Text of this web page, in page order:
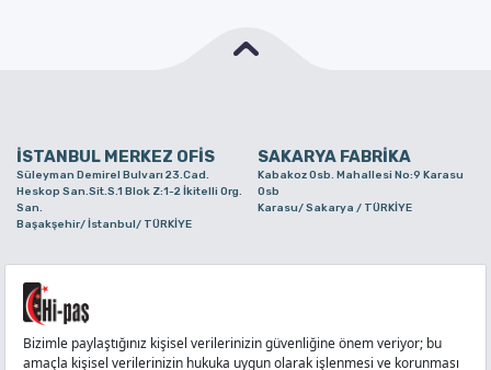
İSTANBUL MERKEZ OFİS SAKARYA FABRİKA
Süleyman Demirel Bulvarı 23.Cad.
Heskop San.Sit.S.1 Blok Z:1-2 İkitelli Org.
San.
Başakşehir/ İstanbul/ TÜRKİYE
Kabakoz Osb. Mahallesi No:9 Karasu
Osb
Karasu/ Sakarya / TÜRKİYE
Alaaddinbey Mah. Ayfatma Cad. No.11 A/C
Sam.3 Plaza B Blok Nilüfer/ Bursa/
TÜRKİYE